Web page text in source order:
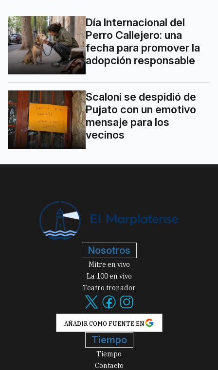
Día Internacional del
Perro Callejero: una
fecha para promover la
adopción responsable
Scaloni se despidió de
Pujato con un emotivo
mensaje para los
vecinos
Nosotros
Mitre en vivo
La 100 en vivo
Teatro tronador
AÑADIR COMO FUENTE EN
Tiempo
Tiempo
Contacto